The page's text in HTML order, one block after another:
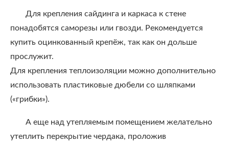
Для крепления сайдинга и каркаса к стене
понадобятся саморезы или гвозди. Рекомендуется
купить оцинкованный крепёж, так как он дольше
прослужит.
Для крепления теплоизоляции можно дополнительно
использовать пластиковые дюбели со шляпками
(«грибки»).
А еще над утепляемым помещением желательно
утеплить перекрытие чердака, проложив